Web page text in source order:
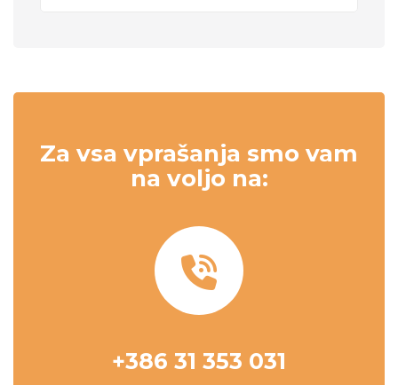
Za vsa vprašanja smo vam
na voljo na:
+386 31 353 031